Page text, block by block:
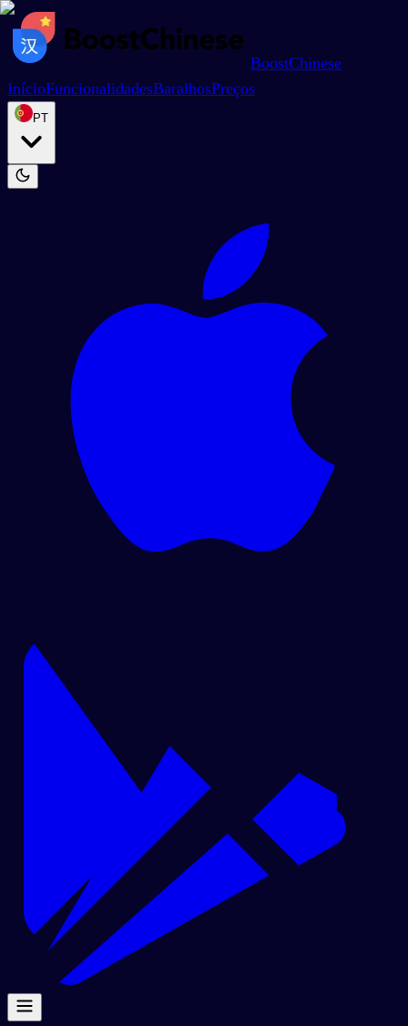
BoostChinese
InícioFuncionalidadesBaralhosPreços
PT